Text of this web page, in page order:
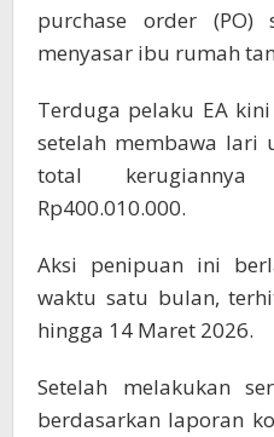
purchase order (PO)
menyasar ibu rumah
Terduga pelaku EA
setelah membawa lari
total kerugiannya
Rp400.010.000.
Aksi penipuan ini
waktu satu bulan,
hingga 14 Maret 2026.
Setelah melakukan
berdasarkan laporan